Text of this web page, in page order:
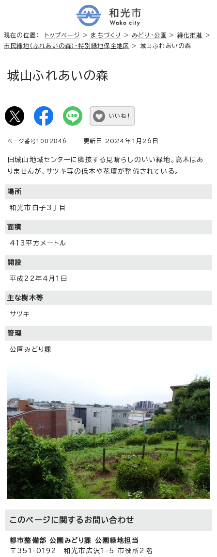
現在の位置： トップページ > まちづくり > みどり・公園 > 緑化推進
>
市民緑地（ふれあいの森）・特別緑地保全地区
> 城山ふれあいの森
城山ふれあいの森
いいね！
ページ番号1002846 更新日 2024年1月26日
旧城山地域センターに隣接する見晴らしのいい緑地。高木はあ
りませんが、サツキ等の低木や花壇が整備されている。
場所
和光市白子3丁目
面積
413平方メートル
開設
平成22年4月1日
主な樹木等
サツキ
管理
公園みどり課
このページに関する お問い合わせ
都市整備部 公園みどり課 公園緑地担当
〒351-0192 和光市広沢1-5 市役所2階